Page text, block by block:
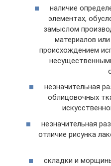
наличие
элементах,
замыслом
материалов
происхождением
незначительная
облицовочных
незначительная
отличие рисунка
складки и